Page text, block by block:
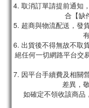
4. 取消訂單請提前通知
合【缺
5. 超商與物流配送，發
6. 出貨後不得無故不取
絕任何一切網路平台交
7. 因平台手續費及相關
差異，
如確定不領收該商品